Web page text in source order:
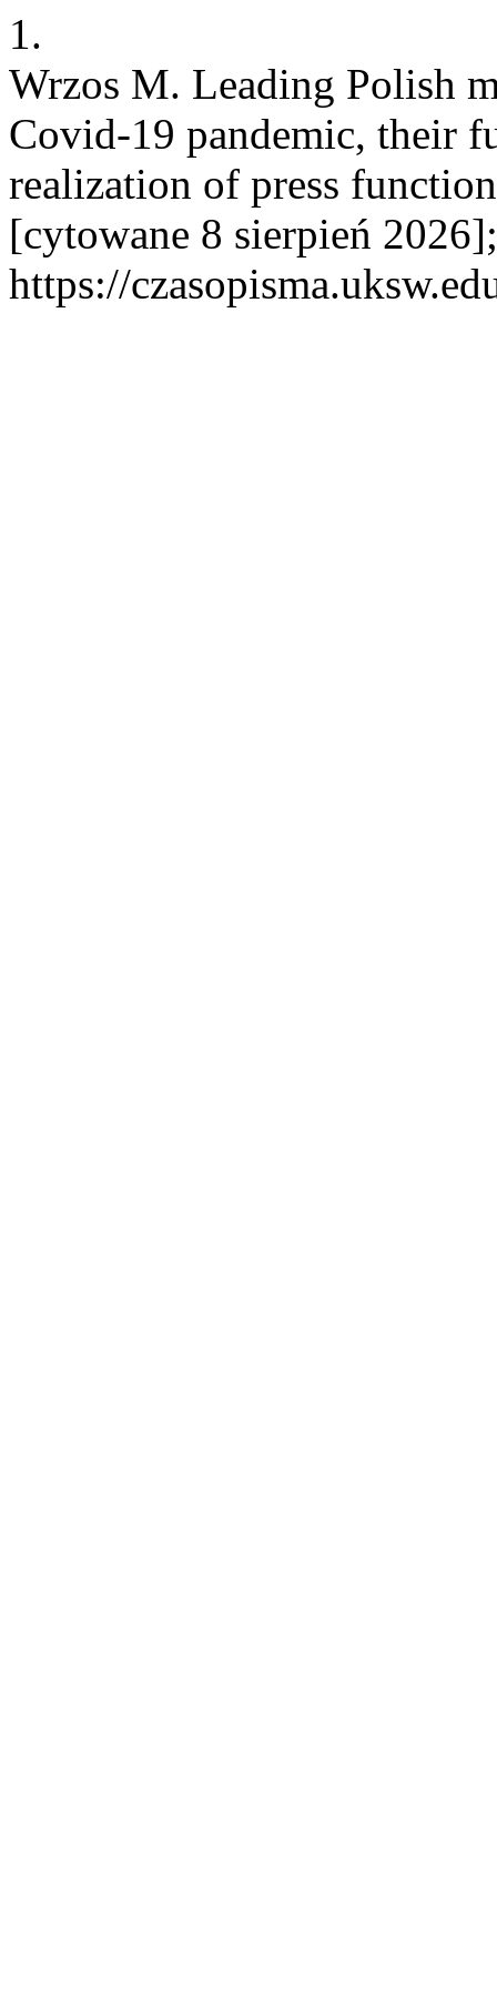
1.
Wrzos M. Leading Polish
Covid-19 pandemic, their
realization of press
[cytowane 8 sierpień
https://